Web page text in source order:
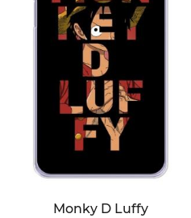
Monky D Luffy